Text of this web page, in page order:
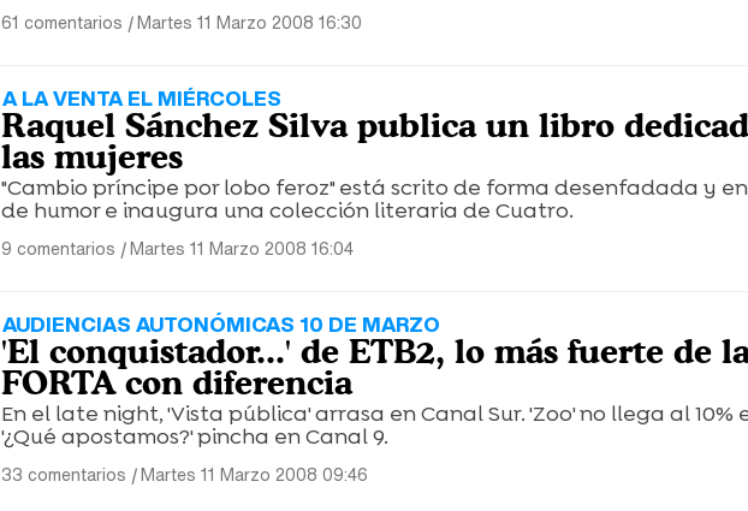
61 comentarios |Martes 11 Marzo 2008 16:30
A LA VENTA EL MIÉRCOLES
Raquel Sánchez Silva publica un libro
las mujeres
"Cambio príncipe por lobo feroz" está scrito de forma desenfadada y
de humor e inaugura una colección literaria de Cuatro.
9 comentarios |Martes 11 Marzo 2008 16:04
AUDIENCIAS AUTONÓMICAS 10 DE MARZO
'El conquistador...' de ETB2, lo más fuerte de
FORTA con diferencia
En el late night, 'Vista pública' arrasa en Canal Sur. 'Zoo' no llega al 10%
'¿Qué apostamos?' pincha en Canal 9.
33 comentarios |Martes 11 Marzo 2008 09:46